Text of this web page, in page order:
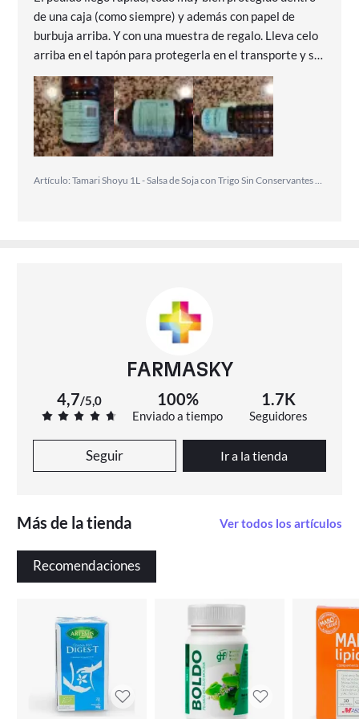
de una caja (como siempre) y además con papel de
burbuja arriba. Y con una muestra de regalo. Lleva celo
arriba en el tapón para protegerla en el transporte y su
aroma y sabor, son muy buenos. Y además por muy buen
precio. Súper recomendado!!!
Artículo: Tamari Shoyu 1L - Salsa de Soja con Trigo Sin Conservantes - Toque Oriental en Tus Platos - Sakai
FARMASKY
4,7/5,0 100%
Enviado a tiempo
1.7K
Seguidores
Seguir Ir a la tienda
Más de la tienda Ver todos los artículos
Recomendaciones